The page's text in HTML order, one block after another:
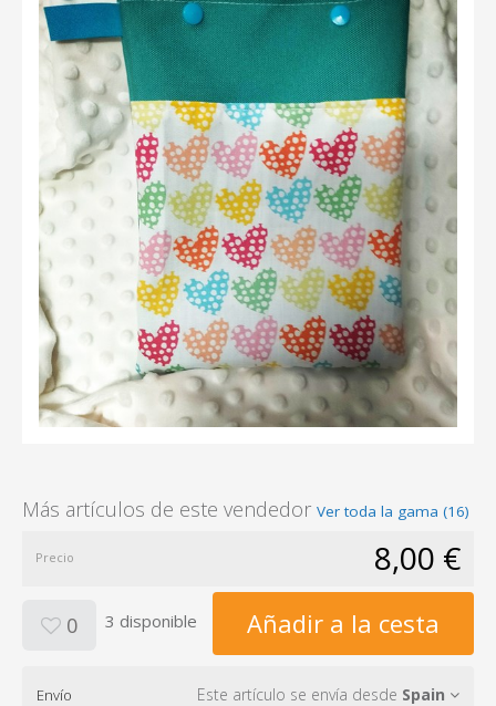
Más artículos de este vendedor Ver toda la gama (16)
Precio 8,00 €
0 3 disponible Añadir a la cesta
Envío Este artículo se envía desde Spain